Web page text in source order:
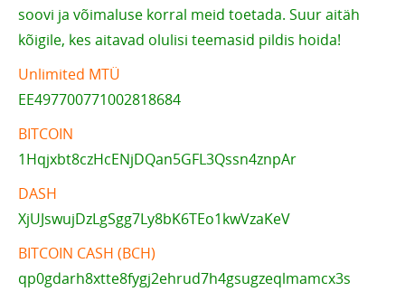
soovi ja võimaluse korral meid toetada. Suur aitäh
kõigile, kes aitavad olulisi teemasid pildis hoida!
Unlimited MTÜ
EE497700771002818684
BITCOIN
1Hqjxbt8czHcENjDQan5GFL3Qssn4znpAr
DASH
XjUJswujDzLgSgg7Ly8bK6TEo1kwVzaKeV
BITCOIN CASH (BCH)
qp0gdarh8xtte8fygj2ehrud7h4gsugzeqlmamcx3s